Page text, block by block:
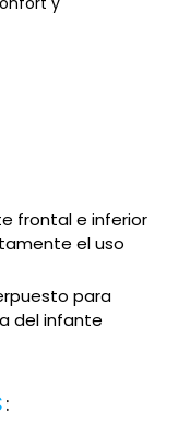
frontal e inferior
el uso
para
del infante
: